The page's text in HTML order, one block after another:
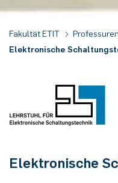
Fakultät ETIT
Professuren
Elektronische
Elektronische